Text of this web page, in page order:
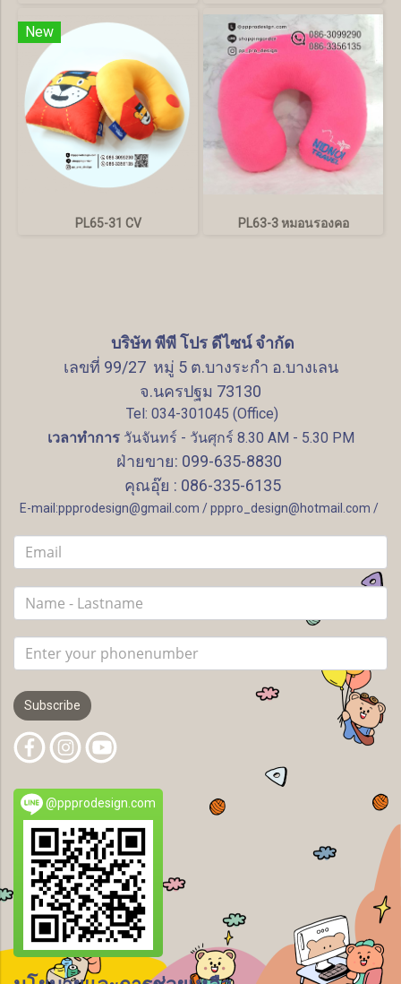
New
PL65-31 CV PL63-3 หมอนรองคอ
บริษัท พีพี โปร ดีไซน์ จำกัด
เลขที่ 99/27 หมู่ 5 ต.บางระกำ อ.บางเลน
จ.นครปฐม 73130
Tel: 034-301045 (Office)
เวลาทำการวันจันทร์ - วันศุกร์ 8.30 AM - 5.30 PM
ฝ่ายขาย: 099-635-8830
คุณอุ๊ย : 086-335-6135
E-mail:ppprodesign@gmail.com / pppro_design@hotmail.com /
Subscribe
@ppprodesign.com